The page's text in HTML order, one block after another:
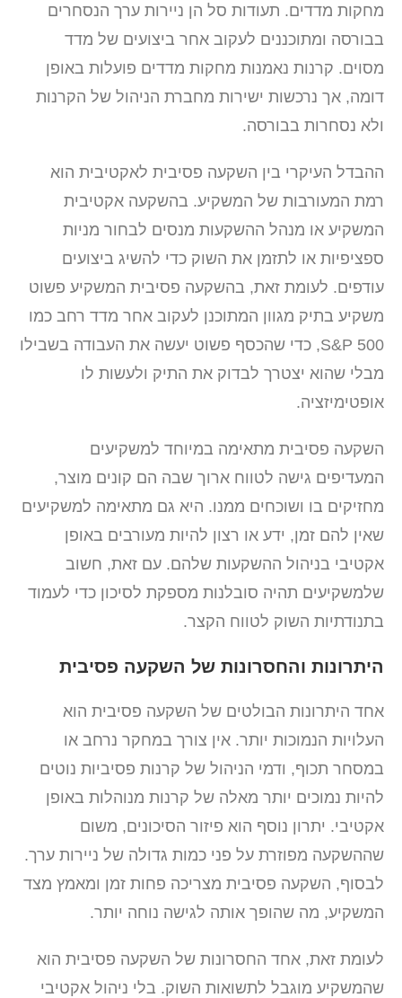
מחקות מדדים. תעודות סל הן ניירות ערך הנסחרים
בבורסה ומתוכננים לעקוב אחר ביצועים של מדד
מסוים. קרנות נאמנות מחקות מדדים פועלות באופן
דומה, אך נרכשות ישירות מחברת הניהול של הקרנות
ולא נסחרות בבורסה.
ההבדל העיקרי בין השקעה פסיבית לאקטיבית הוא
רמת המעורבות של המשקיע. בהשקעה אקטיבית
המשקיע או מנהל ההשקעות מנסים לבחור מניות
ספציפיות או לתזמן את השוק כדי להשיג ביצועים
עודפים. לעומת זאת, בהשקעה פסיבית המשקיע פשוט
משקיע בתיק מגוון המתוכנן לעקוב אחר מדד רחב כמו
S&P 500, כדי שהכסף פשוט יעשה את העבודה בשבילו
מבלי שהוא יצטרך לבדוק את התיק ולעשות לו
אופטימיזציה.
השקעה פסיבית מתאימה במיוחד למשקיעים
המעדיפים גישה לטווח ארוך שבה הם קונים מוצר,
מחזיקים בו ושוכחים ממנו. היא גם מתאימה למשקיעים
שאין להם זמן, ידע או רצון להיות מעורבים באופן
אקטיבי בניהול ההשקעות שלהם. עם זאת, חשוב
שלמשקיעים תהיה סובלנות מספקת לסיכון כדי לעמוד
בתנודתיות השוק לטווח הקצר.
היתרונות והחסרונות של השקעה פסיבית
אחד היתרונות הבולטים של השקעה פסיבית הוא
העלויות הנמוכות יותר. אין צורך במחקר נרחב או
במסחר תכוף, ודמי הניהול של קרנות פסיביות נוטים
להיות נמוכים יותר מאלה של קרנות מנוהלות באופן
אקטיבי. יתרון נוסף הוא פיזור הסיכונים, משום
שההשקעה מפוזרת על פני כמות גדולה של ניירות ערך.
לבסוף, השקעה פסיבית מצריכה פחות זמן ומאמץ מצד
המשקיע, מה שהופך אותה לגישה נוחה יותר.
לעומת זאת, אחד החסרונות של השקעה פסיבית הוא
שהמשקיע מוגבל לתשואות השוק. בלי ניהול אקטיבי